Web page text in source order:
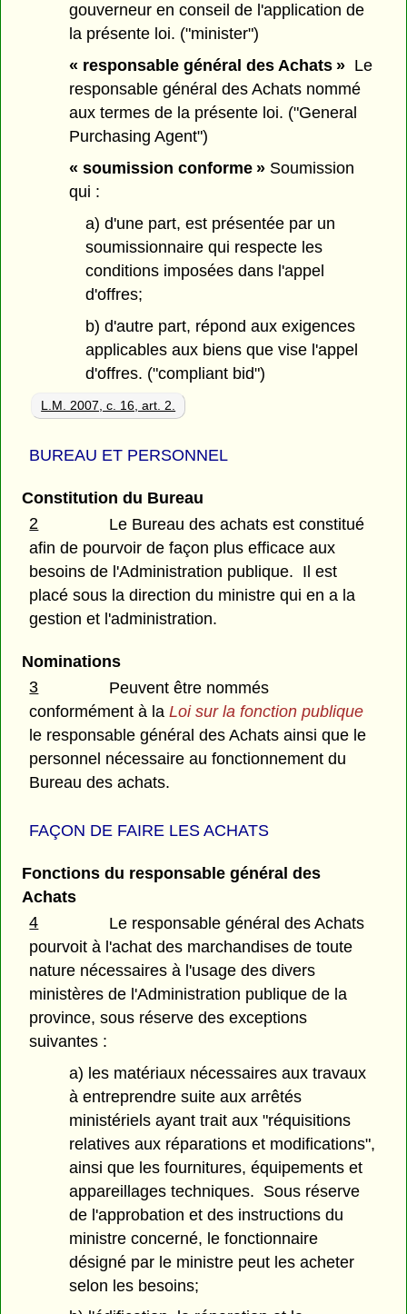
gouverneur en conseil de l'application de
la présente loi. ("minister")
« responsable général des Achats » Le
responsable général des Achats nommé
aux termes de la présente loi. ("General
Purchasing Agent")
« soumission conforme » Soumission
qui :
a) d'une part, est présentée par un
soumissionnaire qui respecte les
conditions imposées dans l'appel
d'offres;
b) d'autre part, répond aux exigences
applicables aux biens que vise l'appel
d'offres. ("compliant bid")
L.M. 2007, c. 16, art. 2.
BUREAU ET PERSONNEL
Constitution du Bureau
2
Le Bureau des achats est constitué
afin de pourvoir de façon plus efficace aux
besoins de l'Administration publique. Il est
placé sous la direction du ministre qui en a la
gestion et l'administration.
Nominations
3
Peuvent être nommés
conformément à laLoi sur la fonction publique
le responsable général des Achats ainsi que le
personnel nécessaire au fonctionnement du
Bureau des achats.
FAÇON DE FAIRE LES ACHATS
Fonctions du responsable général des
Achats
4
Le responsable général des Achats
pourvoit à l'achat des marchandises de toute
nature nécessaires à l'usage des divers
ministères de l'Administration publique de la
province, sous réserve des exceptions
suivantes :
a) les matériaux nécessaires aux travaux
à entreprendre suite aux arrêtés
ministériels ayant trait aux "réquisitions
relatives aux réparations et modifications",
ainsi que les fournitures, équipements et
appareillages techniques. Sous réserve
de l'approbation et des instructions du
ministre concerné, le fonctionnaire
désigné par le ministre peut les acheter
selon les besoins;